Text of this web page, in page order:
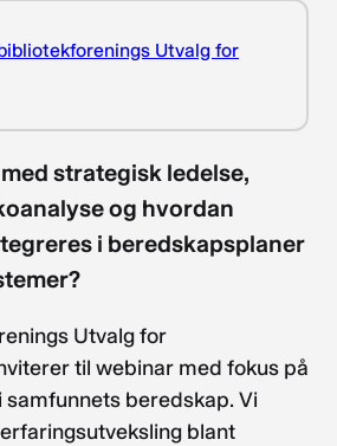
Utvalg for
strategisk ledelse,
og hvordan
i beredskapsplaner
Utvalg for
til webinar med fokus på
beredskap. Vi
blant